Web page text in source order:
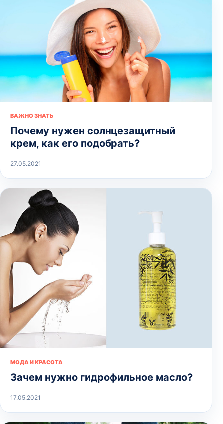
ВАЖНО ЗНАТЬ
Почему нужен солнцезащитный
крем, как его подобрать?
27.05.2021
МОДА И КРАСОТА
Зачем нужно гидрофильное масло?
17.05.2021